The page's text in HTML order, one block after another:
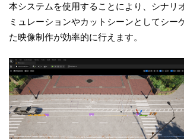
本システムを使用することにより、シナリ
ミュレーションやカットシーンとしてシー
た映像制作が効率的に行えます。